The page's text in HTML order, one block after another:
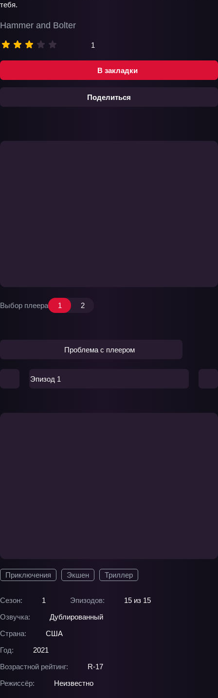
В закладки
Поделиться
Hammer and Bolter
1
Приключения Экшен Триллер
Сезон: 1 Эпизодов:
15 из 15
Озвучка:
Дублированный
Страна:
США
Год:
2021
Возрастной рейтинг:
R-17
Режиссёр:
Неизвестно
тебя.
Выбор плеера 1 2
Проблема с плеером
Эпизод 1